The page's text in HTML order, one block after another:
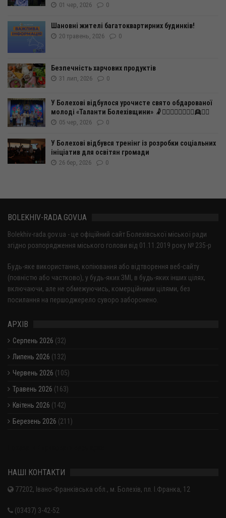
01 чер, 2026 0
Шановні жителі багатоквартирних будинків!
20 травень, 2026 0
Безпечність харчових продуктів
31 лип, 2026 0
У Болехові відбулося урочисте свято обдарованої
молоді «Таланти Болехівщини» 🤾🤸‍♂️🧍‍♀️🧍‍♂️🤽‍♂️👱👱‍♀️
05 чер, 2026 0
У Болехові відбувся тренінг із розробки соціальних
ініціатив для освітян громади
26 бер, 2026 0
BOLEKHIV-RADA.GOV.UA
Bolekhiv-rada.gov.ua - це офіційний сайт Болехівської міської ради
згідно розпорядження міського голови від 01.11.2019 року № 235-р
Будь-яке використання, копіювання або відтворення веб-сайту
(повністю або частково), у будь-яких ЗМІ, в будь-яких інших цілях,
включаючи, але не обмежуючись, комерційними цілями, без
посилання на першоджерело суворо заборонено.
АРХІВ
Серпень 2026 (32)
Липень 2026 (132)
Червень 2026 (105)
Травень 2026 (163)
Квітень 2026 (142)
Березень 2026 (211)
НАШІ КОНТАКТИ
77202, Івано-Франківська обл., м. Болехів, пл. І.Франка, 12
(03437) 3-42-52